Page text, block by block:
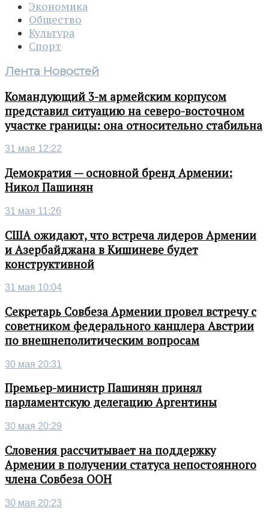
Экономика
Общество
Культура
Спорт
Лента Новостей
Командующий 3-м армейским корпусом
представил ситуацию на северо-восточном
участке границы: она относительно стабильна
31 мая 12:22
Демократия — основной бренд Армении:
Никол Пашинян
31 мая 11:26
США ожидают, что встреча лидеров Армении
и Азербайджана в Кишиневе будет
конструктивной
31 мая 10:04
Секретарь Совбеза Армении провел встречу с
советником федерального канцлера Австрии
по внешнеполитическим вопросам
30 мая 20:31
Премьер-министр Пашинян принял
парламентскую делегацию Аргентины
30 мая 20:29
Словения рассчитывает на поддержку
Армении в получении статуса непостоянного
члена Совбеза ООН
30 мая 20:23